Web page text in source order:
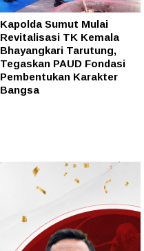
Kapolda Sumut Mulai
Revitalisasi TK Kemala
Bhayangkari Tarutung,
Tegaskan PAUD Fondasi
Pembentukan Karakter
Bangsa